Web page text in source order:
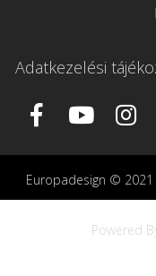
Adatkezelési
Europadesign © 2021
Powered